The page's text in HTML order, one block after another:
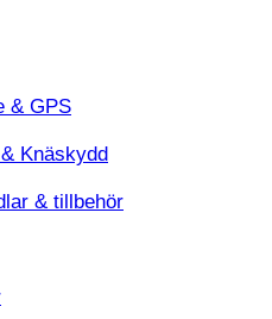
& GPS
Knäskydd
& tillbehör